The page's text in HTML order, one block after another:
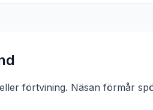
förtvining. Näsan förmår